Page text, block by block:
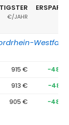
€/JAHR
915 €
−485
913 €
−487
905 € −486